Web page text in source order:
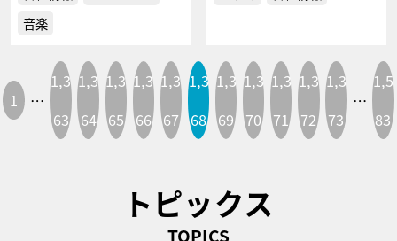
音楽
1 …
1,3
63
1,3
64
1,3
65
1,3
66
1,3
67
1,3
68
1,3
69
1,3
70
1,3
71
1,3
72
1,3
73
…
1,5
83
トピックス
TOPICS